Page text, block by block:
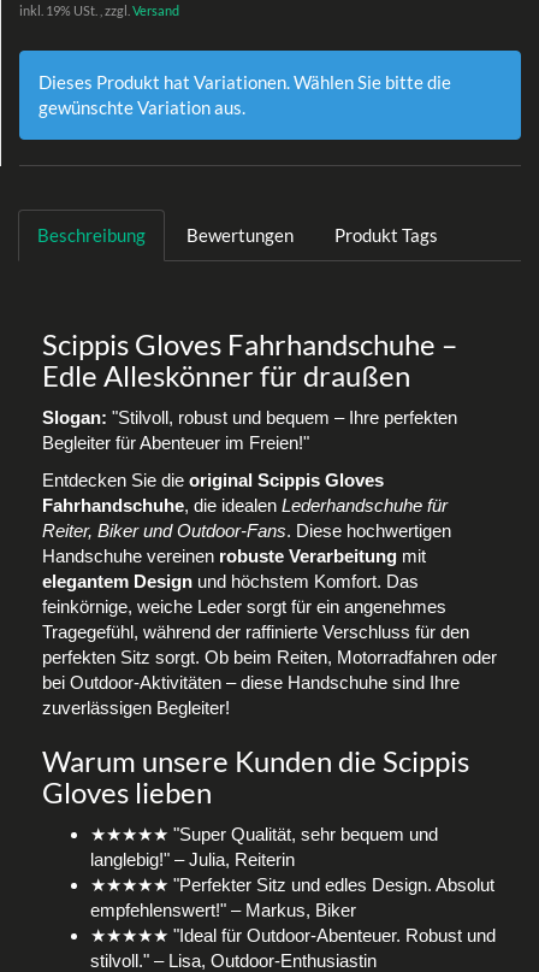
inkl. 19% USt. , zzgl. Versand
Dieses Produkt hat Variationen. Wählen Sie bitte die
gewünschte Variation aus.
Beschreibung Bewertungen Produkt Tags
Scippis Gloves Fahrhandschuhe –
Edle Alleskönner für draußen
Slogan: "Stilvoll, robust und bequem – Ihre perfekten
Begleiter für Abenteuer im Freien!"
Entdecken Sie die original Scippis Gloves
Fahrhandschuhe, die idealen Lederhandschuhe für
Reiter, Biker und Outdoor-Fans. Diese hochwertigen
Handschuhe vereinen robuste Verarbeitung mit
elegantem Design und höchstem Komfort. Das
feinkörnige, weiche Leder sorgt für ein angenehmes
Tragegefühl, während der raffinierte Verschluss für den
perfekten Sitz sorgt. Ob beim Reiten, Motorradfahren oder
bei Outdoor-Aktivitäten – diese Handschuhe sind Ihre
zuverlässigen Begleiter!
Warum unsere Kunden die Scippis
Gloves lieben
★★★★★ "Super Qualität, sehr bequem und
langlebig!" – Julia, Reiterin
★★★★★ "Perfekter Sitz und edles Design. Absolut
empfehlenswert!" – Markus, Biker
★★★★★ "Ideal für Outdoor-Abenteuer. Robust und
stilvoll." – Lisa, Outdoor-Enthusiastin